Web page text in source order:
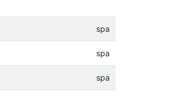
spa
spa
spa